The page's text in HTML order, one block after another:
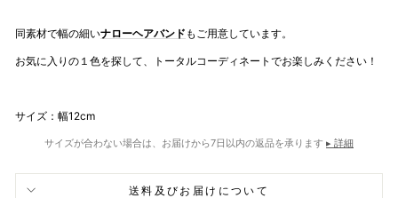
同素材で幅の細いナローヘアバンド もご用意しています。
お気に入りの１色を探して、トータルコーディネートでお楽しみください！
サイズ：幅12cm
サイズが合わない場合は、お届けから7日以内の返品を承ります ▸ 詳細
送料及びお届けについて